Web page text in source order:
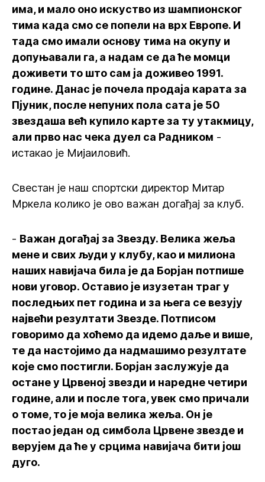
има, и мало оно искуство из шампионског
тима када смо се попели на врх Европе. И
тада смо имали основу тима на окупу и
допуњавали га, а надам се да ће момци
доживети то што сам ја доживео 1991.
године. Данас је почела продаја карата за
Пјуник, после непуних пола сата је 50
звездаша већ купило карте за ту утакмицу,
али прво нас чека дуел са Радником -
истакао је Мијаиловић.
Свестан је наш спортски директор Митар
Мркела колико је ово важан догађај за клуб.
- Важан догађај за Звезду. Велика жеља
мене и свих људи у клубу, као и милиона
наших навијача била је да Борјан потпише
нови уговор. Оставио је изузетан траг у
последњих пет година и за њега се везују
највећи резултати Звезде. Потписом
говоримо да хоћемо да идемо даље и више,
те да настојимо да надмашимо резултате
које смо постигли. Борјан заслужује да
остане у Црвеној звезди и наредне четири
године, али и после тога, увек смо причали
о томе, то је моја велика жеља. Он је
постао један од симбола Црвене звезде и
верујем да ће у срцима навијача бити још
дуго.